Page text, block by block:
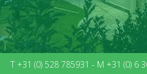
T +31 (0) 528 785931 - M +31 (0) 6